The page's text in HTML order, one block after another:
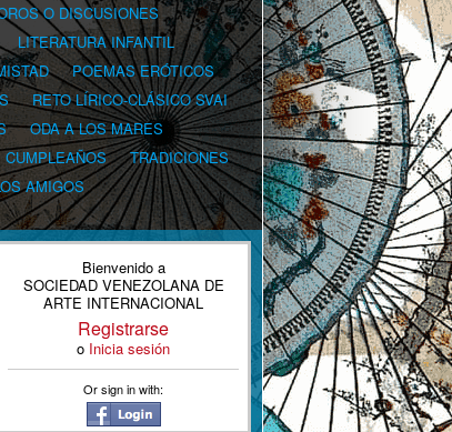
O DISCUSIONES
LITERATURA INFANTIL
POEMAS ERÓTICOS
RETO LÍRICO-CLÁSICO SVAI
ODA A LOS MARES
CUMPLEAÑOS
TRADICIONES
AMIGOS
Bienvenido a
SOCIEDAD VENEZOLANA DE
ARTE INTERNACIONAL
Registrarse
o Inicia sesión
Or sign in with: